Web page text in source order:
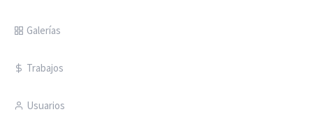
Galerías
Trabajos
Usuarios